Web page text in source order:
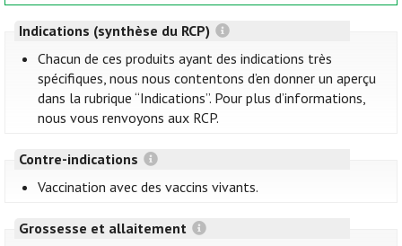
Indications (synthèse du RCP)
Chacun de ces produits ayant des indications très
spécifiques, nous nous contentons d’en donner un aperçu
dans la rubrique “Indications”. Pour plus d’informations,
nous vous renvoyons aux RCP.
Contre-indications
Vaccination avec des vaccins vivants.
Grossesse et allaitement